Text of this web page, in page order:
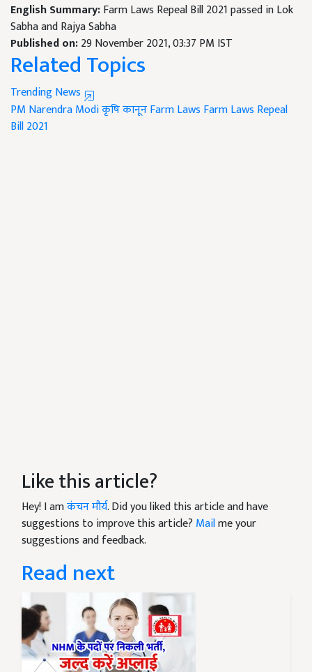
English Summary:Farm Laws Repeal Bill 2021 passed in Lok
Sabha and Rajya Sabha
Published on:29 November 2021, 03:37 PM IST
Related Topics
Trending News
PM Narendra Modiकृषि कानूनFarm Laws Farm Laws Repeal
Bill 2021
Like this article?
Hey! I amकंचन मौर्य. Did you liked this article and have
suggestions to improve this article? Mailme your
suggestions and feedback.
Read next